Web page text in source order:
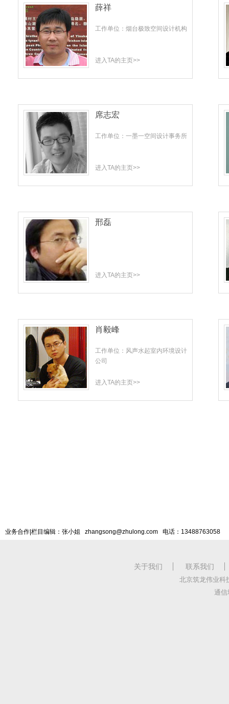
薛祥
工作单位：烟台极致空间设计机构
进入TA的主页>>
席志宏
工作单位：一墨一空间设计事务所
进入TA的主页>>
邢磊
进入TA的主页>>
肖毅峰
工作单位：风声水起室内环境设计
公司
进入TA的主页>>
业务合作|栏目编辑：张小姐 zhangsong@zhulong.com 电话：13488763058
关于我们 联系我们
北京筑龙伟业科
通